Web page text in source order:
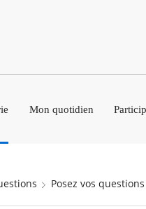
Mon quotidien
Posez vos